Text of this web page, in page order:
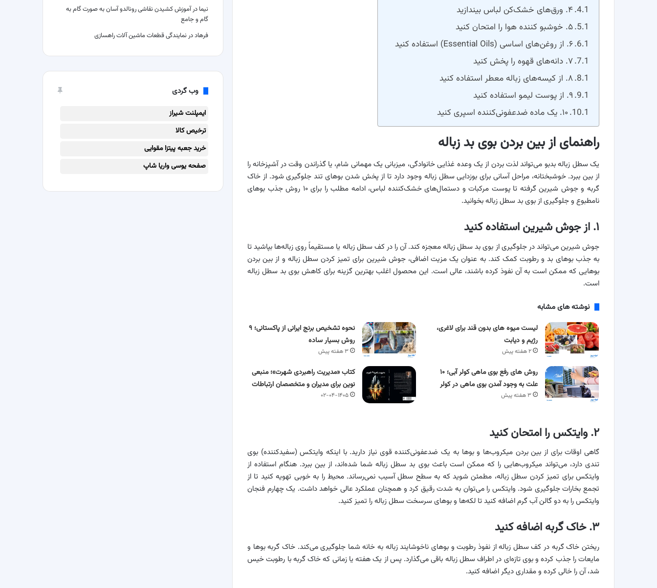
۴. ورق‌های خشک‌کن لباس بیندازید
۵. خوشبو کننده هوا را امتحان کنید
۶. از روغن‌های اساسی (Essential Oils) استفاده کنید
۷. دانه‌های قهوه را پخش کنید
۸. از کیسه‌های زباله معطر استفاده کنید
۹. از پوست لیمو استفاده کنید
۱۰. یک ماده ضدعفونی‌کننده اسپری کنید
راهنمای از بین بردن بوی بد زباله
یک سطل زباله بدبو می‌تواند لذت بردن از یک وعده غذایی خانوادگی، میزبانی یک مهمانی شام، یا گذراندن وقت در آشپزخانه را
از بین ببرد. خوشبختانه، مراحل آسانی برای بوزدایی سطل زباله وجود دارد تا از پخش شدن بوهای تند جلوگیری شود. از خاک
گربه و جوش شیرین گرفته تا پوست مرکبات و دستمال‌های خشک‌کننده لباس، ادامه مطلب را برای ۱۰ روش جذب بوهای
نامطبوع و جلوگیری از بوی بد سطل زباله بخوانید.
۱. از جوش شیرین استفاده کنید
جوش شیرین می‌تواند در جلوگیری از بوی بد سطل زباله معجزه کند. آن را در کف سطل زباله یا مستقیماً روی زباله‌ها بپاشید تا
به جذب بوهای بد و رطوبت کمک کند. به عنوان یک مزیت اضافی، جوش شیرین برای تمیز کردن سطل زباله و از بین بردن
بوهایی که ممکن است به آن نفوذ کرده باشند، عالی است. این محصول اغلب بهترین گزینه برای کاهش بوی بد سطل زباله
است.
نوشته های مشابه
لیست میوه های بدون قند برای لاغری،
رژیم و دیابت
۲ هفته پیش
نحوه تشخیص برنج ایرانی از پاکستانی؛ ۹
روش بسیار ساده
۳ هفته پیش
روش های رفع بوی ماهی کولر آبی؛ ۱۰
علت به وجود آمدن بوی ماهی در کولر
۳ هفته پیش
کتاب «مدیریت راهبردی شهرت»؛ منبعی
نوین برای مدیران و متخصصان ارتباطات
۰۲-۰۴-۱۴۰۵
۲. وایتکس را امتحان کنید
گاهی اوقات برای از بین بردن میکروب‌ها و بوها به یک ضدعفونی‌کننده قوی نیاز دارید. با اینکه وایتکس (سفیدکننده) بوی
تندی دارد، می‌تواند میکروب‌هایی را که ممکن است باعث بوی بد سطل زباله شما شده‌اند، از بین ببرد. هنگام استفاده از
وایتکس برای تمیز کردن سطل زباله، مطمئن شوید که به سطح سطل آسیب نمی‌رساند. محیط را به خوبی تهویه کنید تا از
تجمع بخارات جلوگیری شود. وایتکس را می‌توان به شدت رقیق کرد و همچنان عملکرد عالی خواهد داشت. یک چهارم فنجان
وایتکس را به دو گالن آب گرم اضافه کنید تا لکه‌ها و بوهای سرسخت سطل زباله را تمیز کنید.
۳. خاک گربه اضافه کنید
ریختن خاک گربه در کف سطل زباله از نفوذ رطوبت و بوهای ناخوشایند زباله به خانه شما جلوگیری می‌کند. خاک گربه بوها و
مایعات را جذب کرده و بوی تازه‌ای در اطراف سطل زباله باقی می‌گذارد. پس از یک هفته یا زمانی که خاک گربه با رطوبت خیس
شد، آن را خالی کرده و مقداری دیگر اضافه کنید.
نیما درآموزش کشیدن نقاشی رونالدو آسان به صورت گام به
گام و جامع
فرهاددر نمایندگی قطعات ماشین آلات راهسازی
وب گردی
ایمپلنت شیراز
ترخیص کالا
خرید جعبه پیتزا مقوایی
صفحه یوسی واریا شاپ